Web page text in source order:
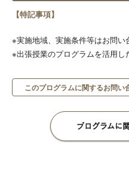
【特記事項】
※実施地域、実施条件等はお問い
※出張授業のプログラムを活用し
このプログラムに関するお問い
プログラムに